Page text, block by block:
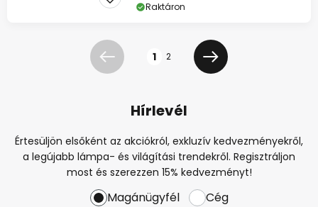
Raktáron
Előző 1 2
Következő
Hírlevél
Értesüljön elsőként az akciókról, exkluzív kedvezményekről,
a legújabb lámpa- és világítási trendekről. Regisztráljon
most és szerezzen 15% kedvezményt!
Magánügyfél Cég